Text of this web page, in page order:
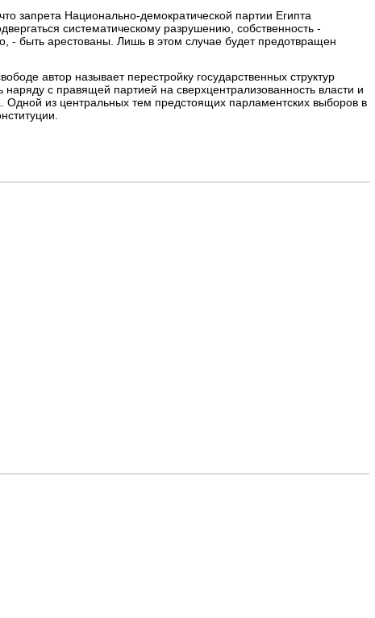
запрета Национально-демократической партии Египта
систематическому разрушению, собственность -
- быть арестованы. Лишь в этом случае будет предотвращен
автор называет перестройку государственных структур
с правящей партией на сверхцентрализованность власти и
Одной из центральных тем предстоящих парламентских выборов в